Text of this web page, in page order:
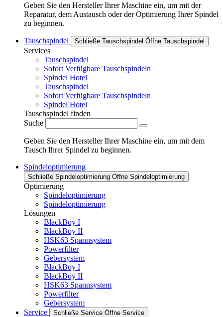
Geben Sie den Hersteller Ihrer Maschine ein, um mit der
Reparatur, dem Austausch oder der Optimierung Ihrer Spindel
zu beginnen.
Tauschspindel Schließe Tauschspindel Öffne Tauschspindel
Services
Tauschspindel
Sofort Verfügbare Tauschspindeln
Spindel Hotel
Tauschspindel
Sofort Verfügbare Tauschspindeln
Spindel Hotel
Tauschspindel finden
Suche
Geben Sie den Hersteller Ihrer Maschine ein, um mit dem
Tausch Ihrer Spindel zu beginnen.
Spindeloptimierung
Schließe Spindeloptimierung Öffne Spindeloptimierung
Optimierung
Spindeloptimierung
Spindeloptimierung
Lösungen
BlackBoy I
BlackBoy II
HSK63 Spannsystem
Powerfilter
Gebersystem
BlackBoy I
BlackBoy II
HSK63 Spannsystem
Powerfilter
Gebersystem
Service
Schließe Service Öffne Service